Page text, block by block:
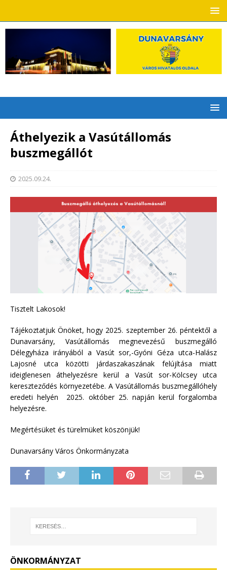
Áthelyezik a Vasútállomás
buszmegállót
2025.09.24.
Tisztelt Lakosok!
Tájékoztatjuk Önöket, hogy 2025. szeptember 26. péntektől a
Dunavarsány, Vasútállomás megnevezésű buszmegálló
Délegyháza irányából a Vasút sor,-Gyóni Géza utca-Halász
Lajosné utca közötti járdaszakaszának felújítása miatt
ideiglenesen áthelyezésre kerül a Vasút sor-Kölcsey utca
kereszteződés környezetébe. A Vasútállomás buszmegállóhely
eredeti helyén 2025. október 25. napján kerül forgalomba
helyezésre.
Megértésüket és türelmüket köszönjük!
Dunavarsány Város Önkormányzata
ÖNKORMÁNYZAT